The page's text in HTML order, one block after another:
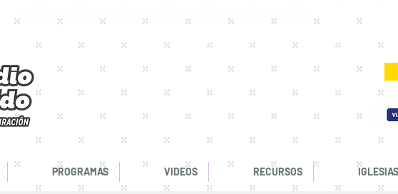
Radio Cristiana en Vivo 24/7. Tenemos la mejor música para trabajar. Radio en Español Gratis.
PROGRAMAS VIDEOS RECURSOS IGLESIAS